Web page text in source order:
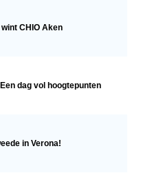
CHIO Aken
dag vol hoogtepunten
in Verona!